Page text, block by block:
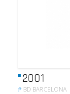
2001
# BD BARCELONA